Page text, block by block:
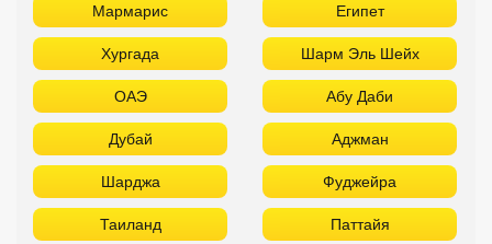
Мармарис Египет
Хургада Шарм Эль Шейх
ОАЭ Абу Даби
Дубай Аджман
Шарджа Фуджейра
Таиланд Паттайя